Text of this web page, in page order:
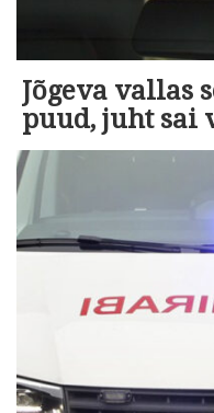
Jõgeva vallas
puud, juht sai